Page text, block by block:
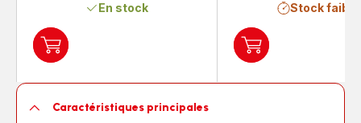
Ajouter
panier
Cook
En stock
Ajouter
panier
Stock faible
Caractéristiques principales